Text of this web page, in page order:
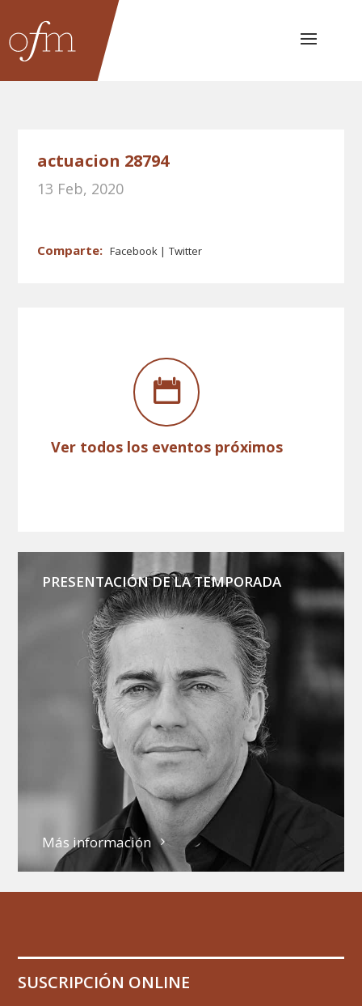
actuacion 28794
13 Feb, 2020
Facebook Twitter
Ver todos los eventos próximos
PRESENTACIÓN DE LA TEMPORADA
Más información
SUSCRIPCIÓN ONLINE